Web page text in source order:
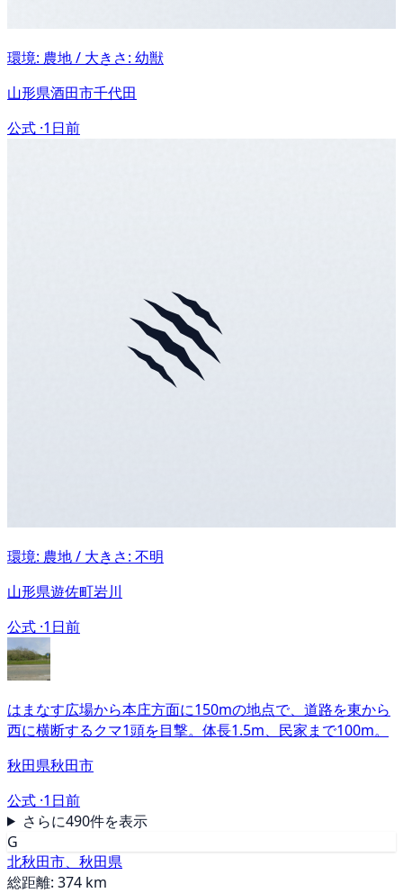
環境: 農地 / 大きさ: 幼獣
山形県酒田市千代田
公式 ·1日前
環境: 農地 / 大きさ: 不明
山形県遊佐町岩川
公式 ·1日前
はまなす広場から本庄方面に150mの地点で、道路を東から
西に横断するクマ1頭を目撃。体長1.5m、民家まで100m。
秋田県秋田市
公式 ·1日前
さらに490件を表示
G
北秋田市、秋田県
総距離: 374 km